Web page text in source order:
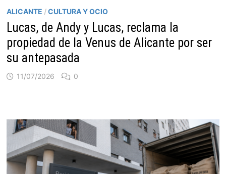
ALICANTE /CULTURA Y OCIO
Lucas, de Andy y Lucas, reclama la
propiedad de la Venus de Alicante por ser
su antepasada
11/07/2026 0